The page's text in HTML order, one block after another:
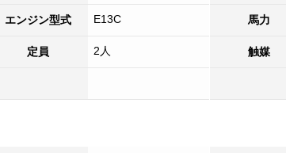
エンジン型式 E13C 馬力
定員 2人 触媒